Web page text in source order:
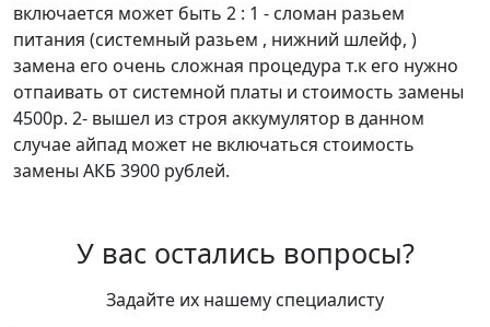
включается может быть 2 : 1 - сломан разьем
питания (системный разьем , нижний шлейф, )
замена его очень сложная процедура т.к его нужно
отпаивать от системной платы и стоимость замены
4500р. 2- вышел из строя аккумулятор в данном
случае айпад может не включаться стоимость
замены АКБ 3900 рублей.
У вас остались вопросы?
Задайте их нашему специалисту